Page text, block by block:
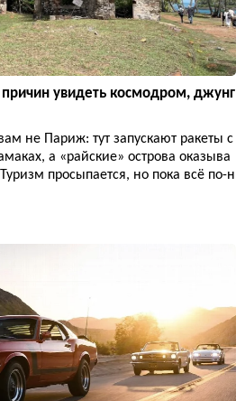
причин увидеть космодром, джунг
не Париж: тут запускают ракеты с
а «райские» острова оказыва
просыпается, но пока всё по-н